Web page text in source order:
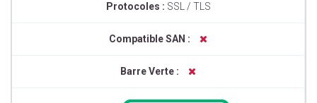
Protocoles : SSL / TLS
Compatible SAN :
Barre Verte :